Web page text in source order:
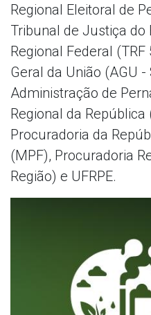
Regional Eleitoral de
Tribunal de Justiça do
Regional Federal
Geral da União (AGU
Administração de
Regional da República
Procuradoria da
(MPF), Procuradoria
Região) e UFRPE.